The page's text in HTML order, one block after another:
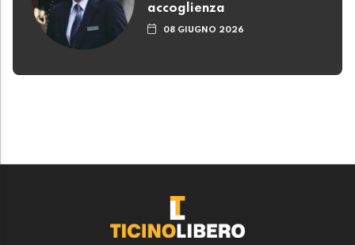
accoglienza
08 GIUGNO 2026